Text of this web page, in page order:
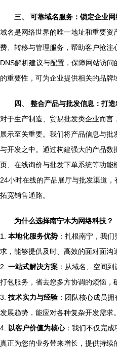
三、 可靠域名服务：锁定企业网
域名是网络世界的唯一地址和重要
费、转移与管理服务，帮助客户抢
DNS解析建议与配置，保障网站访
的重要性，可为企业提供相关的品牌
四、 整合产品与批发信息：打
对于生产制造、贸易批发类企业而
展示至关重要。我们将产品信息与
与开发之中。通过构建强大的产品
页、在线询价与批发下单系统等功
24小时在线的产品展厅与批发渠道，
拓宽销售通路。
为什么选择南宁木为网络科技？
1. 本地化服务优势 ：扎根南宁，我
求，能够提供及时、高效的面对面沟
2. 一站式解决方案 ：从域名、空间
打包服务，省去您多方协调的烦恼，
3. 技术实力与经验 ：团队核心成员
发展趋势，能应对各种复杂开发需求。
4.
以客户价值为核心：我们不仅完成
真正为您的业务带来增长，提供持续